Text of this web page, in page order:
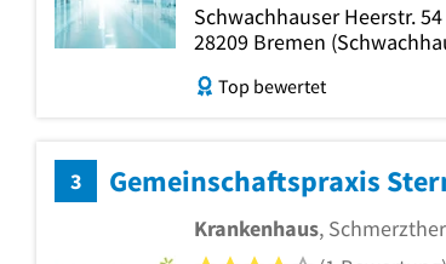
Schwachhauser Heerstr. 54
28209 Bremen
Top bewertet
3
Krankenhaus,